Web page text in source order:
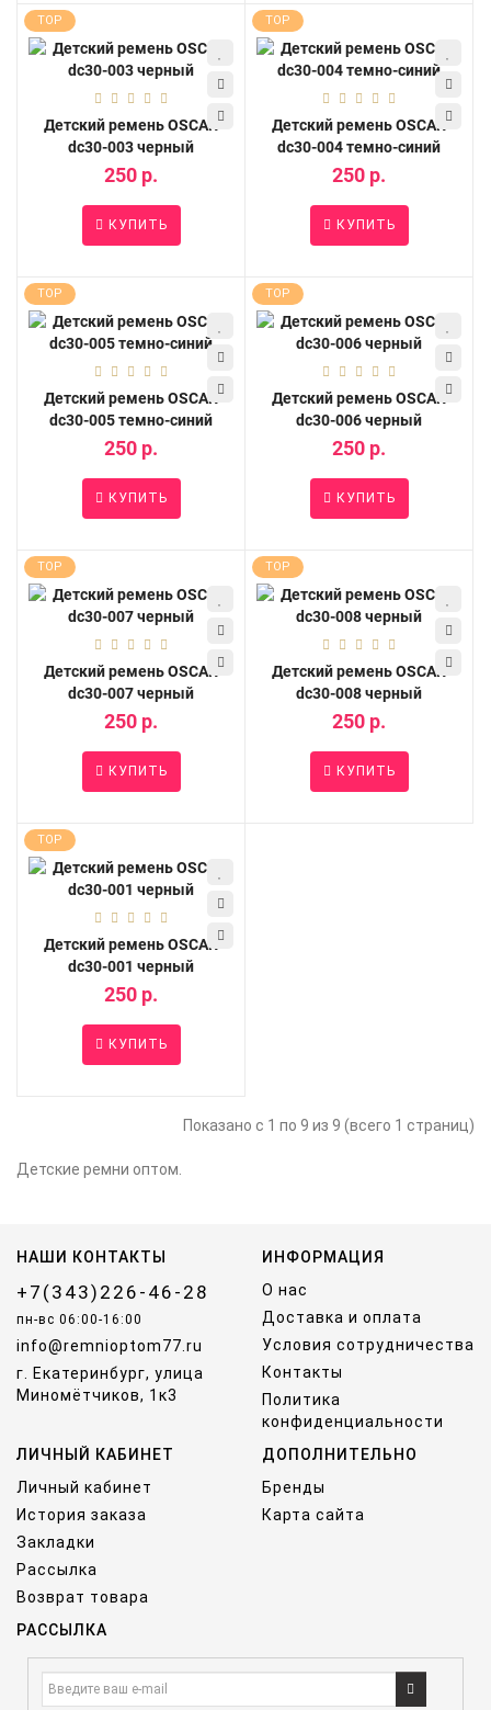
TOP
Детский ремень OSCAR
dc30-003 черный
250 р.
КУПИТЬ
TOP
Детский ремень OSCAR
dc30-004 темно-синий
250 р.
КУПИТЬ
TOP
Детский ремень OSCAR
dc30-005 темно-синий
250 р.
КУПИТЬ
TOP
Детский ремень OSCAR
dc30-006 черный
250 р.
КУПИТЬ
TOP
Детский ремень OSCAR
dc30-007 черный
250 р.
КУПИТЬ
TOP
Детский ремень OSCAR
dc30-008 черный
250 р.
КУПИТЬ
TOP
Детский ремень OSCAR
dc30-001 черный
250 р.
КУПИТЬ
Показано с 1 по 9 из 9 (всего 1 страниц)
Детские ремни оптом.
НАШИ КОНТАКТЫ
+7(343)226-46-28
пн-вс 06:00-16:00
info@remnioptom77.ru
г. Екатеринбург, улица
Миномётчиков, 1к3
ИНФОРМАЦИЯ
О нас
Доставка и оплата
Условия сотрудничества
Контакты
Политика
конфиденциальности
ЛИЧНЫЙ КАБИНЕТ
Личный кабинет
История заказа
Закладки
Рассылка
Возврат товара
ДОПОЛНИТЕЛЬНО
Бренды
Карта сайта
РАССЫЛКА